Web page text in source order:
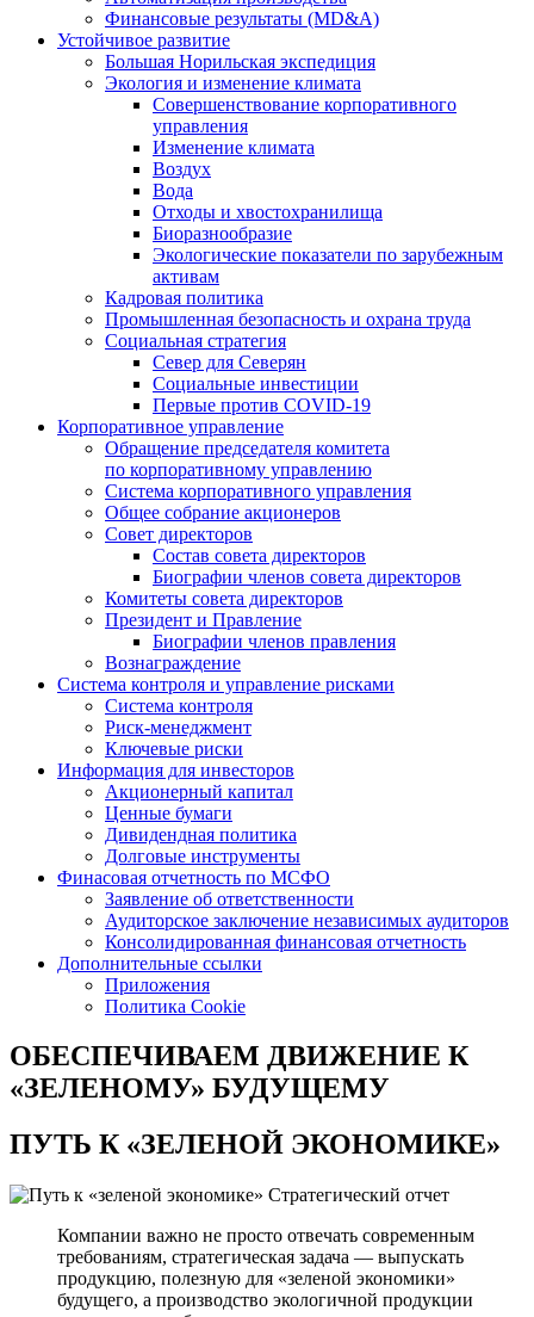
Финансовые результаты (MD&A)
Устойчивое развитие
Большая Норильская экспедиция
Экология и изменение климата
Совершенствование корпоративного
управления
Изменение климата
Воздух
Вода
Отходы и хвостохранилища
Биоразнообразие
Экологические показатели по зарубежным
активам
Кадровая политика
Промышленная безопасность и охрана труда
Социальная стратегия
Север для Северян
Социальные инвестиции
Первые против COVID‑19
Корпоративное управление
Обращение председателя комитета
по корпоративному управлению
Система корпоративного управления
Общее собрание акционеров
Совет директоров
Состав совета директоров
Биографии членов совета директоров
Комитеты совета директоров
Президент и Правление
Биографии членов правления
Вознаграждение
Система контроля и управление рисками
Система контроля
Риск-менеджмент
Ключевые риски
Информация для инвесторов
Акционерный капитал
Ценные бумаги
Дивидендная политика
Долговые инструменты
Финасовая отчетность по МСФО
Заявление об ответственности
Аудиторское заключение независимых аудиторов
Консолидированная финансовая отчетность
Дополнительные ссылки
Приложения
Политика Cookie
ОБЕСПЕЧИВАЕМ ДВИЖЕНИЕ К
«ЗЕЛЕНОМУ» БУДУЩЕМУ
ПУТЬ К«ЗЕЛЕНОЙ ЭКОНОМИКЕ»
Стратегический отчет
Компании важно не просто отвечать современным
требованиям, стратегическая задача — выпускать
продукцию, полезную для «зеленой экономики»
будущего, а производство экологичной продукции